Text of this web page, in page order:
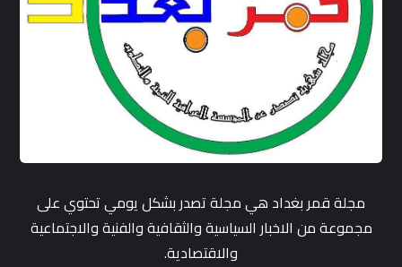
مجلة قمر بغداد هي مجلة تصدر بشكل يومي تحتوي على
مجموعة من الاخبار السياسية والثقافية والفنية والاجتماعية
والاقتصادية.